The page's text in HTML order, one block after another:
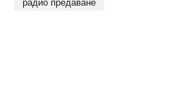
радио предаване